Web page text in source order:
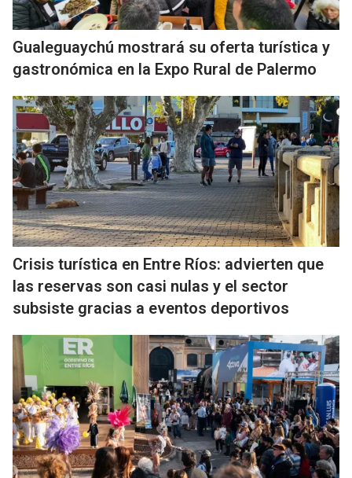
Gualeguaychú mostrará su oferta turística y
gastronómica en la Expo Rural de Palermo
Crisis turística en Entre Ríos: advierten que
las reservas son casi nulas y el sector
subsiste gracias a eventos deportivos